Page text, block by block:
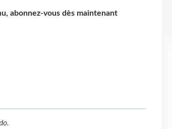
abonnez-vous dès maintenant
.